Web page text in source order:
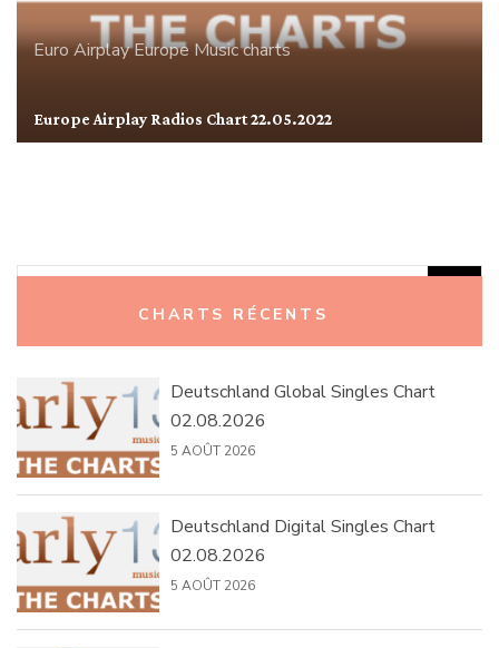
Euro AirplayEuropeMusic charts
Europe Airplay Radios Chart 22.05.2022
CHARTS RÉCENTS
Deutschland Global Singles Chart
02.08.2026
5 AOÛT 2026
Deutschland Digital Singles Chart
02.08.2026
5 AOÛT 2026